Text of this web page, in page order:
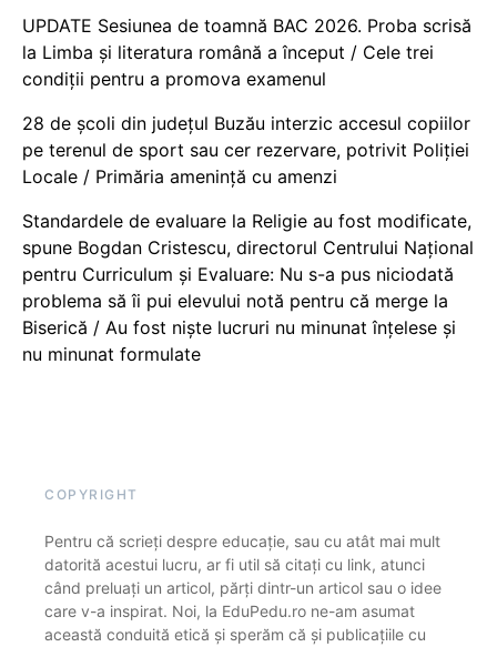
UPDATE Sesiunea de toamnă BAC 2026. Proba scrisă
la Limba și literatura română a început / Cele trei
condiții pentru a promova examenul
28 de școli din județul Buzău interzic accesul copiilor
pe terenul de sport sau cer rezervare, potrivit Poliției
Locale / Primăria amenință cu amenzi
Standardele de evaluare la Religie au fost modificate,
spune Bogdan Cristescu, directorul Centrului Național
pentru Curriculum și Evaluare: Nu s-a pus niciodată
problema să îi pui elevului notă pentru că merge la
Biserică / Au fost niște lucruri nu minunat înțelese și
nu minunat formulate
COPYRIGHT
Pentru că scrieți despre educație, sau cu atât mai mult
datorită acestui lucru, ar fi util să citați cu link, atunci
când preluați un articol, părți dintr-un articol sau o idee
care v-a inspirat. Noi, la EduPedu.ro ne-am asumat
această conduită etică și sperăm că și publicațiile cu